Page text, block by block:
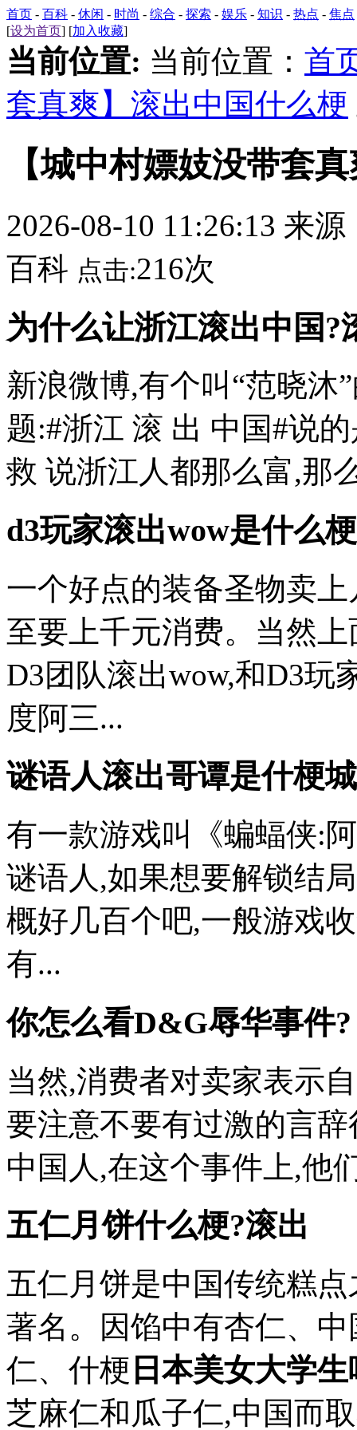
首页 - 百科 - 休闲 - 时尚 - 综合 - 探索 - 娱乐 - 知识 - 热点 - 焦点
[设为首页] [加入收藏]
当前位置: 当前位置： 首
套真爽】滚出中国什么梗
【城中村嫖妓没带套
2026-08-10 11:26:13 来源
百科 点击:216次
为什么让浙江滚出中国?
新浪微博,有个叫“范晓沐
题:#浙江 滚 出 中国#说
救 说浙江人都那么富,那
d3玩家滚出wow是什么
一个好点的装备圣物卖
至要上千元消费。当然
D3团队滚出wow,和D3玩
度阿三...
谜语人滚出哥谭是什梗
有一款游戏叫《蝙蝠侠:
谜语人,如果想要解锁结
概好几百个吧,一般游戏
有...
你怎么看D&G辱华事件?
当然,消费者对卖家表示
要注意不要有过激的言
中国人,在这个事件上,他
五仁月饼什么梗?滚出
五仁月饼是中国传统糕
著名。因馅中有杏仁、中
仁、什梗 日本美女大学
芝麻仁和瓜子仁,中国而